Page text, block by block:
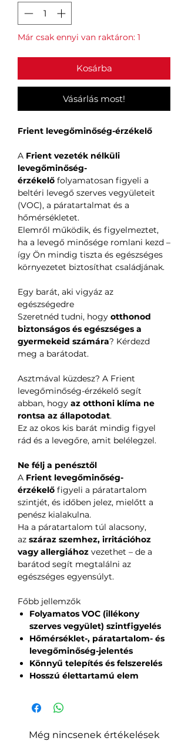
Már csak ennyi van raktáron: 1
Kosárba
Vásárlás most!
Frient levegőminőség-érzékelő
A Frient vezeték nélküli
levegőminőség-
érzékelő folyamatosan figyeli a
beltéri levegő szerves vegyületeit
(VOC), a páratartalmat és a
hőmérsékletet.
Elemről működik, és figyelmeztet,
ha a levegő minősége romlani kezd –
így Ön mindig tiszta és egészséges
környezetet biztosíthat családjának.
Egy barát, aki vigyáz az
egészségedre
Szeretnéd tudni, hogy otthonod
biztonságos és egészséges a
gyermekeid számára? Kérdezd
meg a barátodat.
Asztmával küzdesz? A Frient
levegőminőség-érzékelő segít
abban, hogy az otthoni klíma ne
rontsa az állapotodat.
Ez az okos kis barát mindig figyel
rád és a levegőre, amit belélegzel.
Ne félj a penésztől
A Frient levegőminőség-
érzékelő figyeli a páratartalom
szintjét, és időben jelez, mielőtt a
penész kialakulna.
Ha a páratartalom túl alacsony,
az száraz szemhez, irritációhoz
vagy allergiához vezethet – de a
barátod segít megtalálni az
egészséges egyensúlyt.
Főbb jellemzők
Folyamatos VOC (illékony
szerves vegyület) szintfigyelés
Hőmérséklet-, páratartalom- és
levegőminőség-jelentés
Könnyű telepítés és felszerelés
Hosszú élettartamú elem
Még nincsenek értékelések